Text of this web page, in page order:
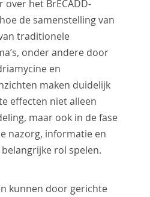
over het BrECADD-
de samenstelling van
traditionele
onder andere door
en
maken duidelijk
effecten niet alleen
maar ook in de fase
nazorg, informatie en
rol spelen.
kunnen door gerichte